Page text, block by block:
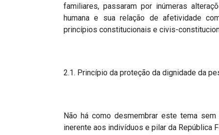
familiares, passaram por inúmeras
humana e sua relação de afetividade
princípios constitucionais e civis-
2.1. Princípio da proteção da dignidade da
Não há como desmembrar este tema
inerente aos indivíduos e pilar da República